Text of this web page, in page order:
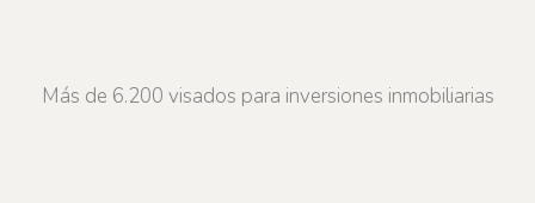
Más de 6.200 visados para inversiones inmobiliarias